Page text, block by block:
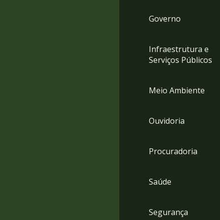
Governo
Infraestrutura e
Serviços Públicos
Meio Ambiente
Ouvidoria
Procuradoria
Saúde
Segurança